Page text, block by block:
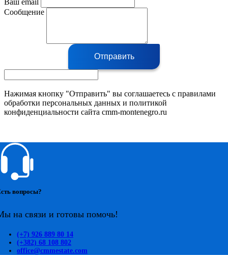
Сообщение
Отправить
Нажимая кнопку "Отправить" вы соглашаетесь с правилами
обработки персональных данных и политикой
конфиденциальности сайта cmm-montenegro.ru
вопросы?
на связи и готовы помочь!
(+7) 926 889 80 14
(+382) 68 108 802
office@cmmestate.com